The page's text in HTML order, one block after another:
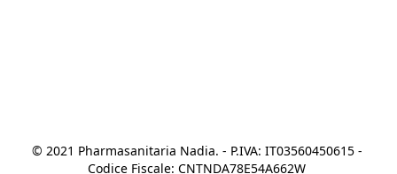
© 2021 Pharmasanitaria Nadia. - P.IVA: IT03560450615 -
Codice Fiscale: CNTNDA78E54A662W